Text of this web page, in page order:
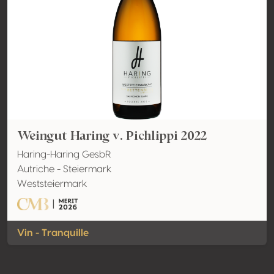
Weingut Haring v. Pichlippi 2022
Haring-Haring GesbR
Autriche - Steiermark
Weststeiermark
Vin - Tranquille